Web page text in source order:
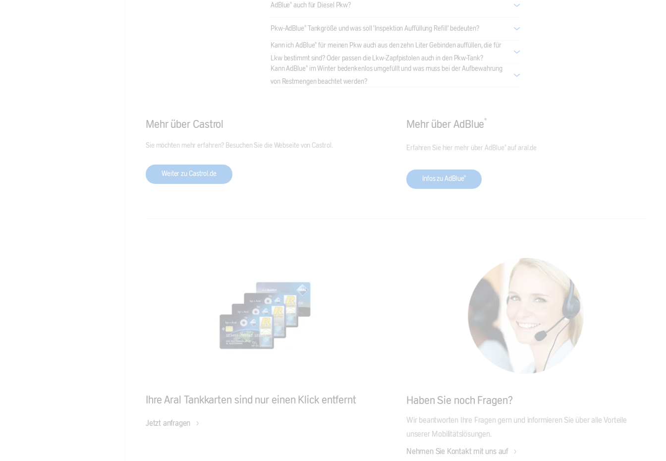
AdBlue® auch für Diesel Pkw?
Pkw-AdBlue® Tankgröße und was soll 'Inspektion Auffüllung Refill' bedeuten?
Kann ich AdBlue® für meinen Pkw auch aus den zehn Liter Gebinden auffüllen, die für
Lkw bestimmt sind? Oder passen die Lkw-Zapfpistolen auch in den Pkw-Tank?
Kann AdBlue® im Winter bedenkenlos umgefüllt und was muss bei der Aufbewahrung
von Restmengen beachtet werden?
Mehr über Castrol
Sie möchten mehr erfahren? Besuchen Sie die Webseite von Castrol.
Weiter zu Castrol.de
Mehr über AdBlue®
Erfahren Sie hier mehr über AdBlue® auf aral.de
Infos zu AdBlue®
Ihre Aral Tankkarten sind nur einen Klick entfernt
Jetzt anfragen
Haben Sie noch Fragen?
Wir beantworten Ihre Fragen gern und informieren Sie über alle Vorteile
unserer Mobilitätslösungen.
Nehmen Sie Kontakt mit uns auf